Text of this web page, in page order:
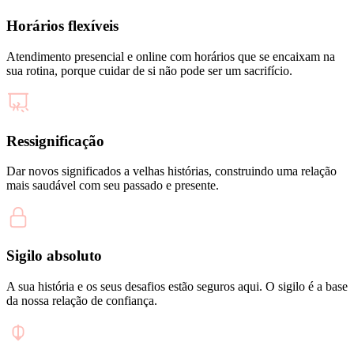
Horários flexíveis
Atendimento presencial e online com horários que se encaixam na
sua rotina, porque cuidar de si não pode ser um sacrifício.
Ressignificação
Dar novos significados a velhas histórias, construindo uma relação
mais saudável com seu passado e presente.
Sigilo absoluto
A sua história e os seus desafios estão seguros aqui. O sigilo é a base
da nossa relação de confiança.